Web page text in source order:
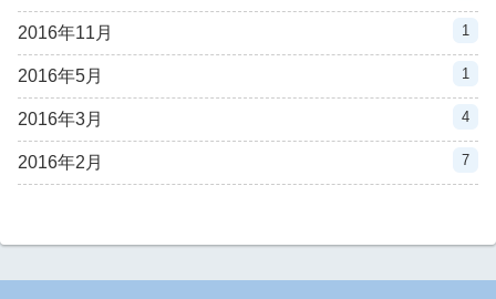
2016年11月 1
2016年5月 1
2016年3月 4
2016年2月 7